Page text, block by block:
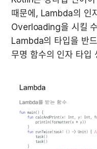
때문에, Lambda의 인
Overloading을 시킬
Lambda의 타입을 반
무명 함수의 인자 타입